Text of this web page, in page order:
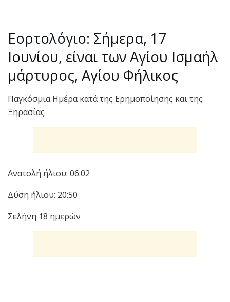
Εορτολόγιο: Σήμερα, 17
Ιουνίου, είναι των Αγίου Ισμαήλ
μάρτυρος, Αγίου Φήλικος
Παγκόσμια Ημέρα κατά της Ερημοποίησης και της
Ξηρασίας
Ανατολή ήλιου: 06:02
Δύση ήλιου: 20:50
Σελήνη 18 ημερών